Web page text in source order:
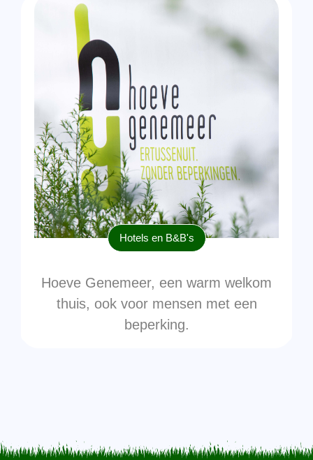
Hotels en B&B's
Hoeve Genemeer, een warm welkom
thuis, ook voor mensen met een
beperking.